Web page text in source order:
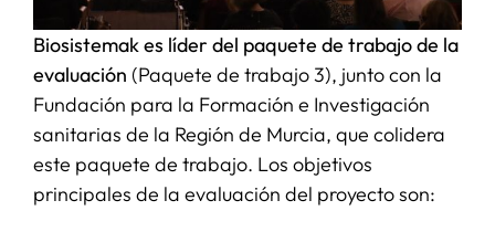
Biosistemak es líder del paquete de trabajo de la
evaluación (Paquete de trabajo 3), junto con la
Fundación para la Formación e Investigación
sanitarias de la Región de Murcia, que colidera
este paquete de trabajo. Los objetivos
principales de la evaluación del proyecto son: